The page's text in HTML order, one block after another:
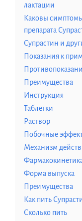
лактации
Каковы
препарата
Супрастин и
Показания к
Преимущества
Инструкция
Таблетки
Раствор
Побочные
Механизм
Форма выпуска
Преимущества
Как пить
Сколько пить